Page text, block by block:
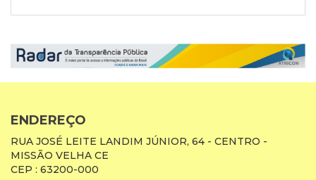
ENDEREÇO
RUA JOSÉ LEITE LANDIM JÚNIOR, 64 - CENTRO -
MISSÃO VELHA CE
CEP : 63200-000